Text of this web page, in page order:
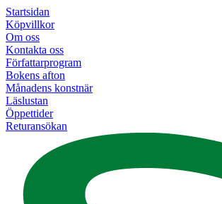
Startsidan
Köpvillkor
Om oss
Kontakta oss
Författarprogram
Bokens afton
Månadens konstnär
Läslustan
Öppettider
Returansökan